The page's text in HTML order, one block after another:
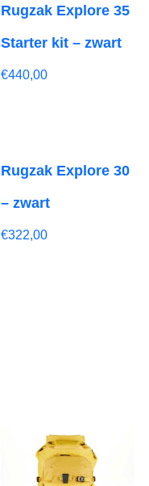
Rugzak Explore 35
Starter kit – zwart
€440,00
Rugzak Explore 30
– zwart
€322,00